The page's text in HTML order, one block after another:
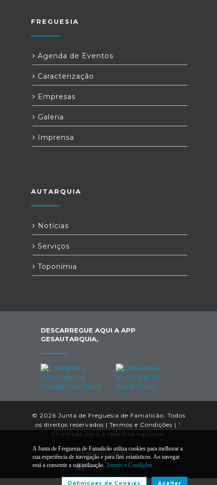
FREGUESIA
Agenda de Eventos
Caracterização
Empresas
Galeria
Imprensa
AUTARQUIA
Notícias
Serviços
Toponímia
DESCARREGUE AQUI A APP
GESAUTARQUIA,
© 2026 Junta de Freguesia de Famalicão. Todos
os direitos reservados | Termos e Condições | *
Chamada para a rede fixa nacional.
Desenvolvido por:
A Junta de Freguesia de Famalicão utiliza cookies para melhorar a
sua experiência de navegação e para fins estatísticos. Ao navegar
está a consentir a sua utilização. Termos e Condições
Aceitar
Definiçoes de Cookies